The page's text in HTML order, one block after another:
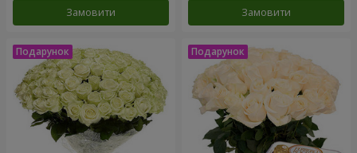
Замовити Замовити